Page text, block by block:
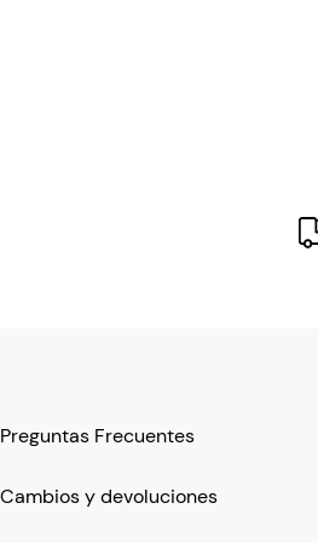
Preguntas Frecuentes
Cambios y devoluciones